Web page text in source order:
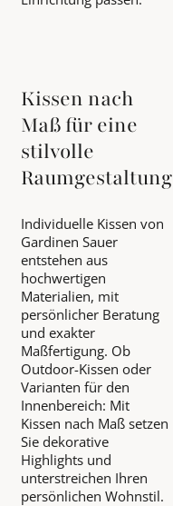
Kissen nach
Maß für eine
stilvolle
Raumgestaltung
Individuelle Kissen von
Gardinen Sauer
entstehen aus
hochwertigen
Materialien, mit
persönlicher Beratung
und exakter
Maßfertigung. Ob
Outdoor-Kissen oder
Varianten für den
Innenbereich: Mit
Kissen nach Maß setzen
Sie dekorative
Highlights und
unterstreichen Ihren
persönlichen Wohnstil.